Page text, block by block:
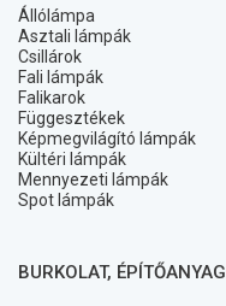
Állólámpa
Asztali lámpák
Csillárok
Fali lámpák
Falikarok
Függesztékek
Képmegvilágító lámpák
Kültéri lámpák
Mennyezeti lámpák
Spot lámpák
BURKOLAT, ÉPÍTŐANYAG